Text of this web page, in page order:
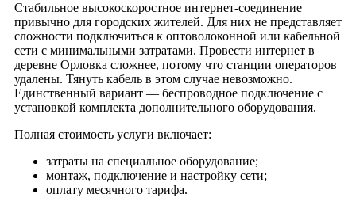
Стабильное высокоскоростное интернет-соединение
привычно для городских жителей. Для них не представляет
сложности подключиться к оптоволоконной или кабельной
сети с минимальными затратами. Провести интернет в
деревне Орловка сложнее, потому что станции операторов
удалены. Тянуть кабель в этом случае невозможно.
Единственный вариант — беспроводное подключение с
установкой комплекта дополнительного оборудования.
Полная стоимость услуги включает:
затраты на специальное оборудование;
монтаж, подключение и настройку сети;
оплату месячного тарифа.